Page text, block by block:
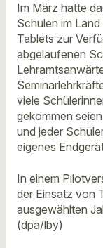
Im März hatte
Schulen im
Tablets zur
abgelaufenen
viele
gekommen
und jeder
eigenes
In einem
der Einsatz von
ausgewählten
(dpa/lby)